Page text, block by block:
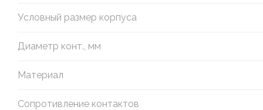
Условный размер корпуса
Диаметр конт., мм
Материал
Сопротивление контактов